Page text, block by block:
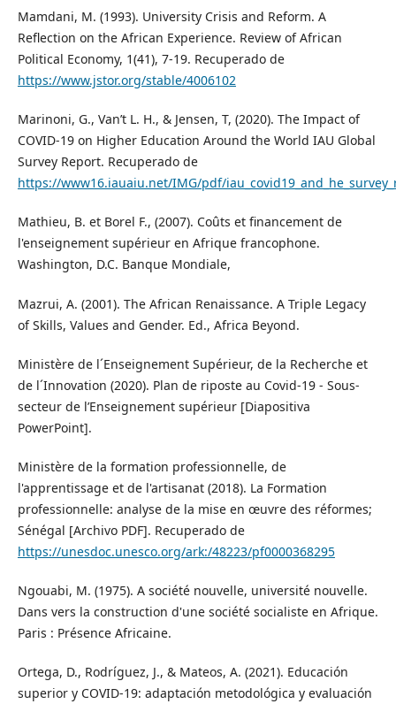
Mamdani, M. (1993). University Crisis and Reform. A
Reflection on the African Experience. Review of African
Political Economy, 1(41), 7-19. Recuperado de
https://www.jstor.org/stable/4006102
Marinoni, G., Van’t L. H., & Jensen, T, (2020). The Impact of
COVID-19 on Higher Education Around the World IAU Global
Survey Report. Recuperado de
https://www16.iauaiu.net/IMG/pdf/
Mathieu, B. et Borel F., (2007). Coûts et financement de
l'enseignement supérieur en Afrique francophone.
Washington, D.C. Banque Mondiale,
Mazrui, A. (2001). The African Renaissance. A Triple Legacy
of Skills, Values and Gender. Ed., Africa Beyond.
Ministère de l´Enseignement Supérieur, de la Recherche et
de l´Innovation (2020). Plan de riposte au Covid-19 - Sous-
secteur de l’Enseignement supérieur [Diapositiva
PowerPoint].
Ministère de la formation professionnelle, de
l'apprentissage et de l'artisanat (2018). La Formation
professionnelle: analyse de la mise en œuvre des réformes;
Sénégal [Archivo PDF]. Recuperado de
https://unesdoc.unesco.org/ark:/48223/pf0000368295
Ngouabi, M. (1975). A société nouvelle, université nouvelle.
Dans vers la construction d'une société socialiste en Afrique.
Paris : Présence Africaine.
Ortega, D., Rodríguez, J., & Mateos, A. (2021). Educación
superior y COVID-19: adaptación metodológica y evaluación